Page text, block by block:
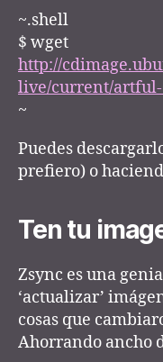
~.shell
$ wget
http://
live/current/artful-
~
Puedes
prefiero) o
Ten tu
Zsync es una
‘actualizar’
cosas que
Ahorrando ancho